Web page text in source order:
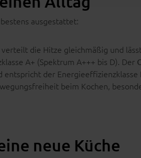
ausgestattet:
verteilt die Hitze gleichmäßig und
A+ (Spektrum A+++ bis D). Der
der Energieeffizienzklasse
beim Kochen,
neue Küche